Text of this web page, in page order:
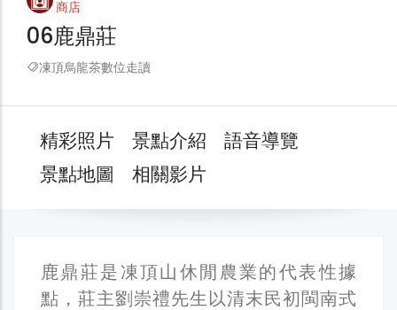
商店
06鹿鼎莊
凍頂烏龍茶數位走讀
精彩照片 景點介紹
語音導覽
景點地圖
相關影片
鹿鼎莊是凍頂山休閒農業的代表性據
點，莊主劉崇禮先生以清末民初閩南式